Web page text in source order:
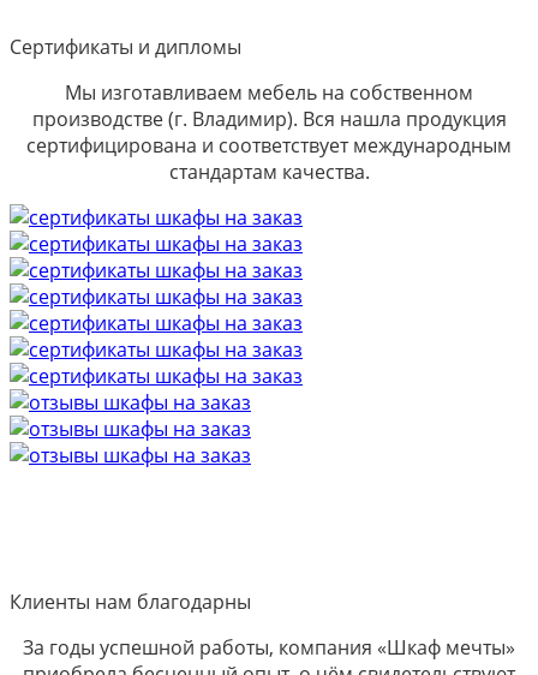
Сертификаты и дипломы
Мы изготавливаем мебель на собственном
производстве (г. Владимир). Вся нашла продукция
сертифицирована и соответствует международным
стандартам качества.
Клиенты нам благодарны
За годы успешной работы, компания «Шкаф мечты»